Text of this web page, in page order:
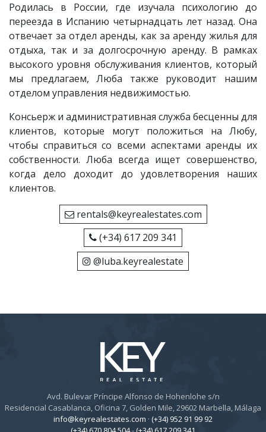
Родилась в России, где изучала психологию до
переезда в Испанию четырнадцать лет назад. Она
отвечает за отдел аренды, как за аренду жилья для
отдыха, так и за долгосрочную аренду. В рамках
высокого уровня обслуживания клиентов, который
мы предлагаем, Люба также руководит нашим
отделом управления недвижимостью.
Консьерж и административная служба бесценны для
клиентов, которые могут положиться на Любу,
чтобы справиться со всеми аспектами аренды их
собственности. Люба всегда ищет совершенство,
когда дело доходит до удовлетворения наших
клиентов.
rentals@keyrealestates.com
(+34) 617 209 341
@luba.keyrealestate
Avd. Bulevar Príncipe Alfonso de Hohenlohe s/n
Residencial Casablanca, Oficina 7, Golden Mile, 29602 Marbella, Málaga
info@keyrealestates.com · (+34) 952 91 99 92